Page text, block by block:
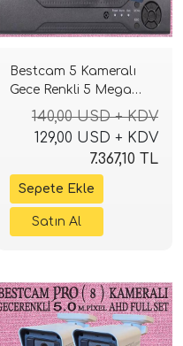
Bestcam 5 Kameralı
Gece Renkli 5 Mega
Piksel Sony Lensli 4K
Güvenlik Sistemi
140,00 USD + KDV
129,00 USD + KDV
7.367,10 TL